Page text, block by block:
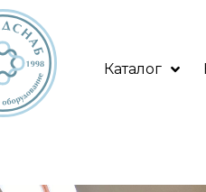
Каталог